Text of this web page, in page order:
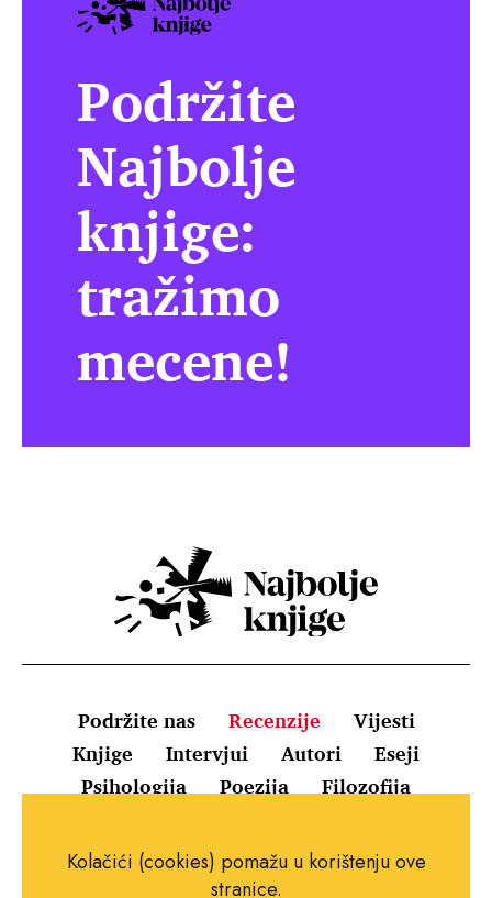
Podržite
Najbolje
knjige:
tražimo
mecene!
Podržite nas Recenzije
Vijesti
Knjige
Intervjui Autori
Eseji
Psihologija
Poezija Filozofija
Uvjeti korištenja
Pravila o kolačićima
Impressum
Kolačići (cookies) pomažu u korištenju ove
stranice.